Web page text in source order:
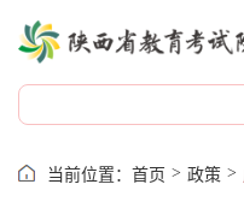
当前位置： 首页 > 政策 >